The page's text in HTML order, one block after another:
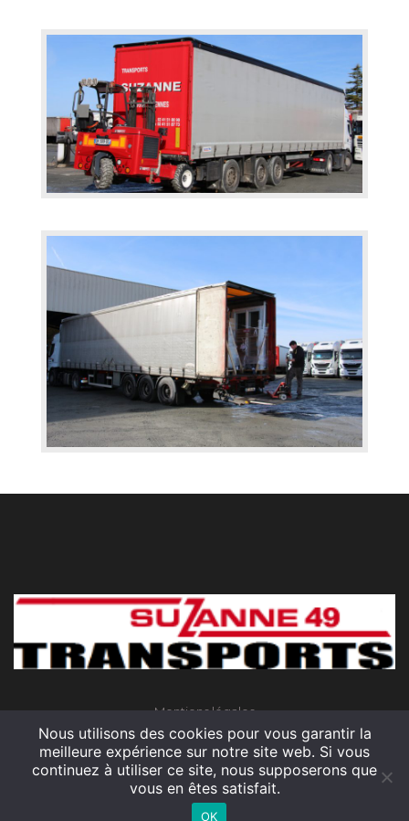
Mentions légales
Site développé par Fret Solutions
Nous utilisons des cookies pour vous garantir la
meilleure expérience sur notre site web. Si vous
continuez à utiliser ce site, nous supposerons que
vous en êtes satisfait.
OK